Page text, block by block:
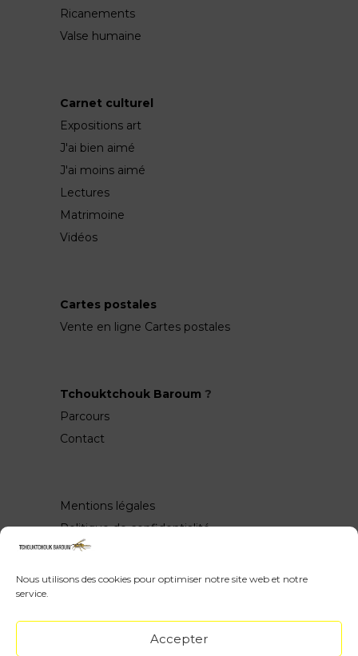
Nous utilisons des cookies pour optimiser notre site web et notre
service.
Accepter
Ricanements
Valse humaine
Carnet culturel
Expositions art
J'ai bien aimé
J'ai moins aimé
Lectures
Matrimoine
Vidéos
Cartes postales
Vente en ligne Cartes postales
Tchouktchouk Baroum ?
Parcours
Contact
Mentions légales
Politique de confidentialité
Wow, vous avez scrollé jusquen bas ♥